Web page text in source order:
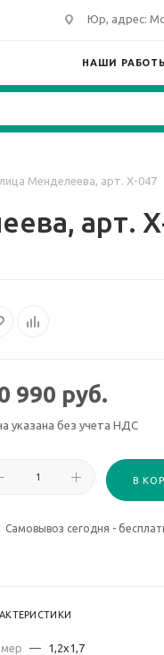
Юр, адрес:
НАШИ
Менделеева, арт. Х-047
арт.
990 руб.
указана без учета НДС
В
Самовывоз сегодня -
—
1,2х1,7